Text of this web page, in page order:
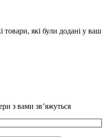
товари, які були додані у ваш
з вами зв’яжуться